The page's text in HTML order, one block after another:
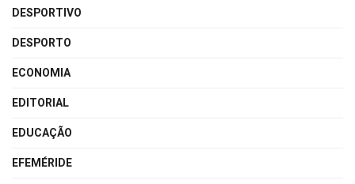
DESPORTIVO
DESPORTO
ECONOMIA
EDITORIAL
EDUCAÇÃO
EFEMÉRIDE